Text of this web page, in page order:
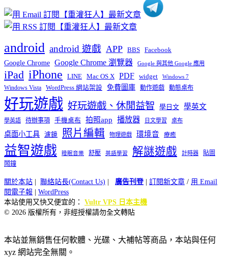
android android 遊戲 APP BBS Facebook
Google Chrome Google Chrome 瀏覽器 Google 與其他 Google 應用
iPad iPhone LINE Mac OS X PDF widget Windows 7
Windows Vista WordPress 網站架設 免費圖庫 動作遊戲 動態桌布
好玩遊戲 好玩遊戲、休閒益智 學日文 學英文
學英語 待辦事項 手機桌布 拍照app 播放器 日文學習 桌布
桌面小工具 濾鏡 照片編輯 物理遊戲 環境音 療癒
益智遊戲 睡眠音樂 舒壓 英語學習 解謎遊戲 計時器
貼圖
鬧鐘
關於本站 聯絡站長(Contact Us) 廣告刊登| 訂閱新文章 / 用 Email
閱電子報
WordPress
本站使用又快又便宜的： Vultr VPS 日本主機
© 2026 版權所有，非經授權請勿全文轉貼
本站並無銷售任何軟體、光碟、大補帖等商品，本站與任何
xyz 網站完全無關。